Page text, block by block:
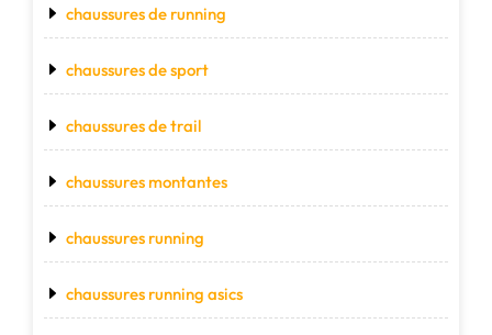
chaussures de running
chaussures de sport
chaussures de trail
chaussures montantes
chaussures running
chaussures running asics